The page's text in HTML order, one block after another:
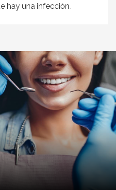
hay una infección.